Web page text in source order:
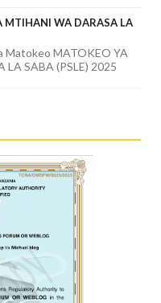
MTIHANI WA DARASA LA
Matokeo MATOKEO YA
SABA (PSLE) 2025